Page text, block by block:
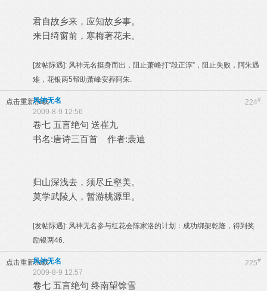
君自故乡来，应知故乡事。
来日绮窗前，寒梅著花未。
[发帖际遇]: 风神无名挺身而出，阻止萧峰打“段正淳”，阻止失败，阿朱遇
难，花银两5帮助萧峰安葬阿朱.
点击重新加载 224#
风神无名
2009-8-9 12:56
卷七 五言绝句 送崔九
书名:唐诗三百首 作者:裴迪
归山深浅去，须尽丘壑美。
莫学武陵人，暂游桃源里。
[发帖际遇]: 风神无名参与红花会陈家洛的计划：成功绑架乾隆，得到奖
励银两46.
点击重新加载 225#
风神无名
2009-8-9 12:57
卷七 五言绝句 终南望馀雪